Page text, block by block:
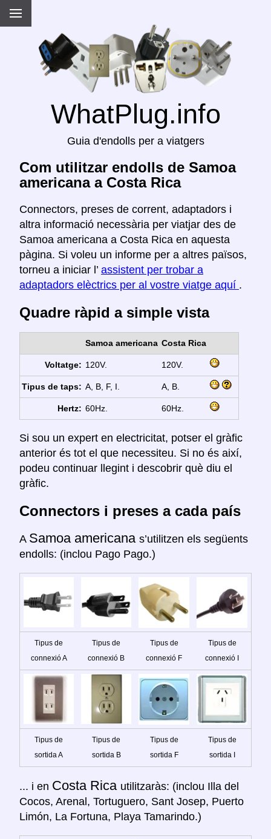
WhatPlug.info
Guia d'endolls per a viatgers
Com utilitzar endolls de Samoa
americana a Costa Rica
Connectors, preses de corrent, adaptadors i
altra informació necessària per viatjar des de
Samoa americana a Costa Rica en aquesta
pàgina. Si voleu un informe per a altres països,
torneu a iniciar l’ assistent per trobar a
adaptadors elèctrics per al vostre viatge aquí .
Quadre ràpid a simple vista
Samoa americana Costa Rica
Voltatge: 120V. 120V.
Tipus de taps: A, B, F, I. A, B.
Hertz: 60Hz. 60Hz.
Si sou un expert en electricitat, potser el gràfic
anterior és tot el que necessiteu. Si no és així,
podeu continuar llegint i descobrir què diu el
gràfic.
Connectors i preses a cada país
A Samoa americana s’utilitzen els següents
endolls: (inclou Pago Pago.)
Tipus de
connexió A
Tipus de
connexió B
Tipus de
connexió F
Tipus de
connexió I
Tipus de
sortida A
Tipus de
sortida B
Tipus de
sortida F
Tipus de
sortida I
... i en Costa Rica utilitzaràs: (inclou Illa del
Cocos, Arenal, Tortuguero, Sant Josep, Puerto
Limón, La Fortuna, Playa Tamarindo.)